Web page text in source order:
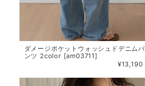
ダメージポケットウォッシュドデニムパ
ンツ 2color [am03711]
¥13,190